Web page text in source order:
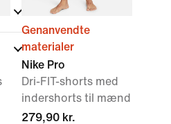
Genanvendte
materialer
Nike Pro
Dri-FIT-shorts med
indershorts til mænd
279,90 kr.